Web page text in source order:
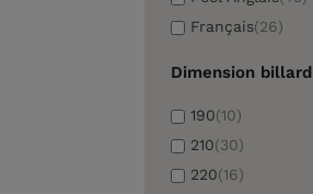
Français(26)
Dimension billard
190(10)
210(30)
220(16)